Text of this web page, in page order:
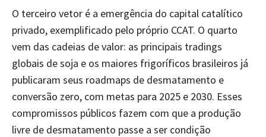
O terceiro vetor é a emergência do capital catalítico
privado, exemplificado pelo próprio CCAT. O quarto
vem das cadeias de valor: as principais tradings
globais de soja e os maiores frigoríficos brasileiros já
publicaram seus roadmaps de desmatamento e
conversão zero, com metas para 2025 e 2030. Esses
compromissos públicos fazem com que a produção
livre de desmatamento passe a ser condição